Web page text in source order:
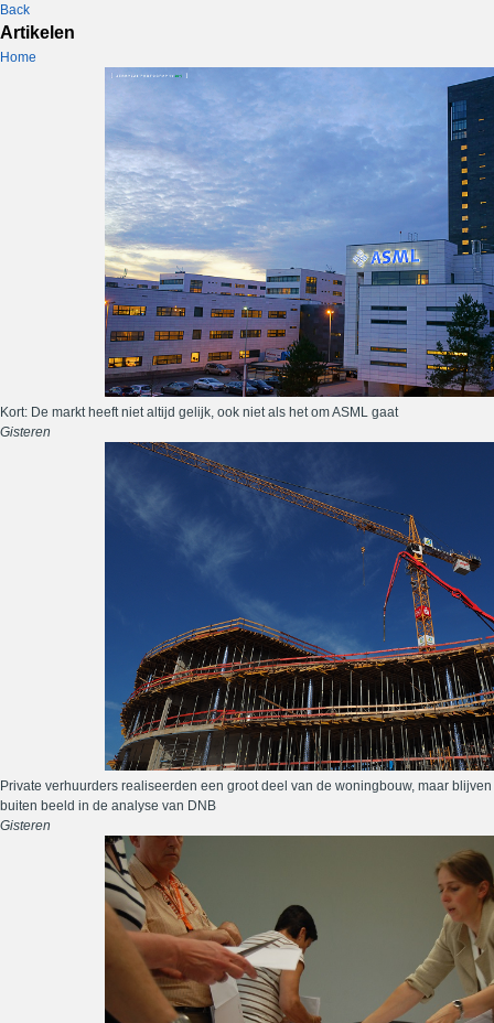
Back
Artikelen
Home
Kort: De markt heeft niet altijd gelijk, ook niet als het om ASML gaat
Gisteren
Private verhuurders realiseerden een groot deel van de woningbouw, maar blijven
buiten beeld in de analyse van DNB
Gisteren